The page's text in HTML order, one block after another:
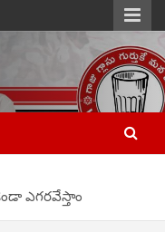
ఎగరవేస్తాం